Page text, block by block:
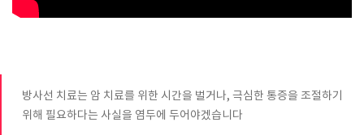
방사선 치료는 암 치료를 위한 시간을 벌거나, 극심한 통증을 조절하기
위해 필요하다는 사실을 염두에 두어야겠습니다